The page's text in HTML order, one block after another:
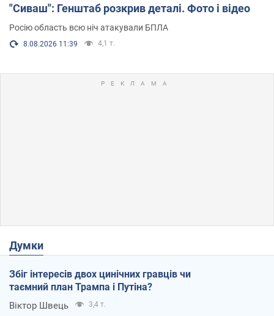
"Сиваш": Генштаб розкрив деталі. Фото і відео
Росію область всю ніч атакували БПЛА
8.08.2026 11:39 4,1 т.
Думки
Збіг інтересів двох цинічних гравців чи
таємний план Трампа і Путіна?
Віктор Швець 3,4 т.